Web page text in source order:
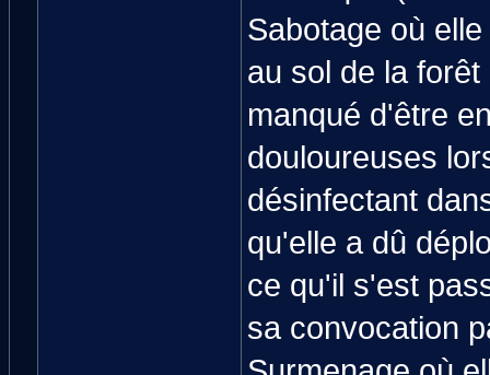
Sabotage où
au sol de la
manqué d'être
douloureuses
désinfectant
qu'elle a dû
ce qu'il s'est
sa convocation